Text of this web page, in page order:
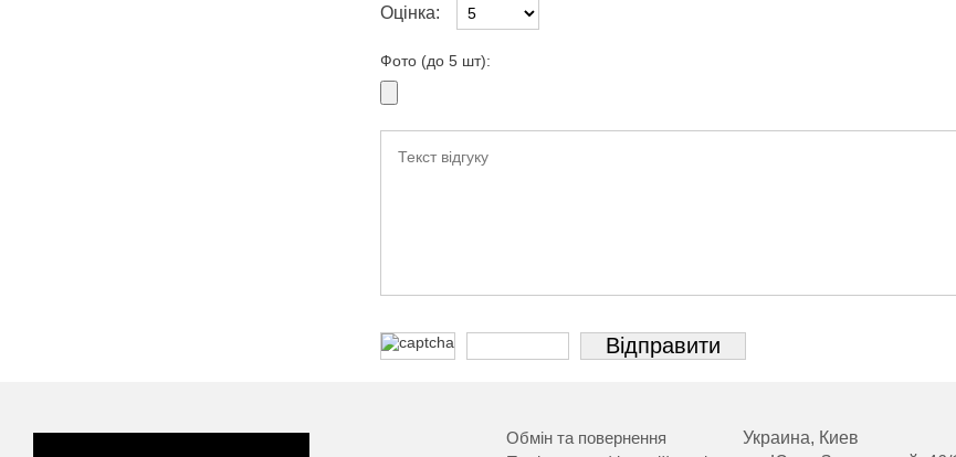
Оцінка:
Фото (до 5 шт):
Обмін та повернення
Украина, Киев